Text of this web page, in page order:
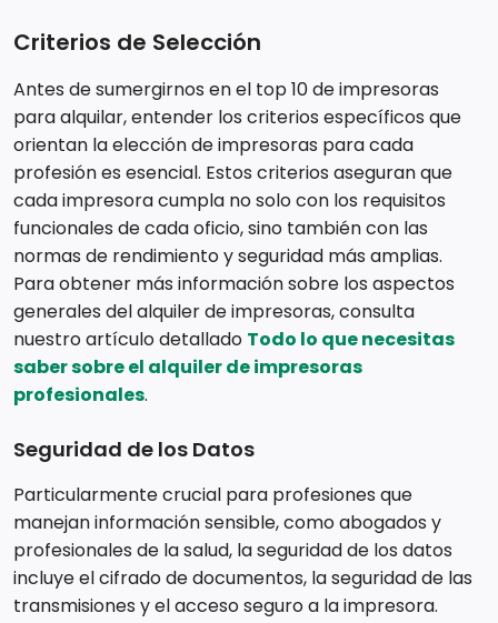
Criterios de Selección
Antes de sumergirnos en el top 10 de impresoras
para alquilar, entender los criterios específicos que
orientan la elección de impresoras para cada
profesión es esencial. Estos criterios aseguran que
cada impresora cumpla no solo con los requisitos
funcionales de cada oficio, sino también con las
normas de rendimiento y seguridad más amplias.
Para obtener más información sobre los aspectos
generales del alquiler de impresoras, consulta
nuestro artículo detallado Todo lo que necesitas
saber sobre el alquiler de impresoras
profesionales.
Seguridad de los Datos
Particularmente crucial para profesiones que
manejan información sensible, como abogados y
profesionales de la salud, la seguridad de los datos
incluye el cifrado de documentos, la seguridad de las
transmisiones y el acceso seguro a la impresora.